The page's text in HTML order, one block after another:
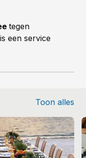
tegen
een service
Toon alles